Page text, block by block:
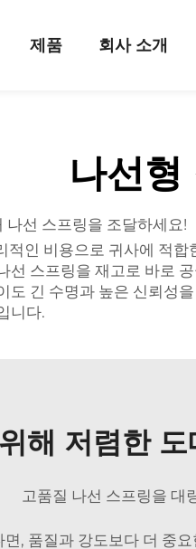
제품 회사 소개
나선형
나선 스프링을 조달하세요!
적인 비용으로 귀사에 적
스프링을 재고로 바로
긴 수명과 높은 신뢰성
니다.
해 저렴한
고품질 나선 스프링을 대
면, 품질과 강도보다 더